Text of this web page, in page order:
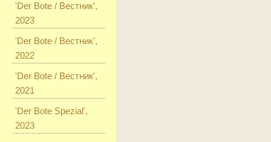
'Der Bote / Вестник',
2023
'Der Bote / Вестник',
2022
'Der Bote / Вестник',
2021
'Der Bote Spezial',
2023